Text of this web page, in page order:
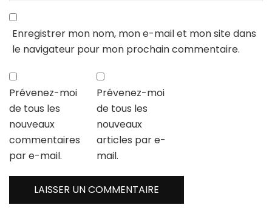
Enregistrer mon nom, mon e-mail et mon site dans
le navigateur pour mon prochain commentaire.
Prévenez-moi
de tous les
nouveaux
commentaires
par e-mail.
Prévenez-moi
de tous les
nouveaux
articles par e-
mail.